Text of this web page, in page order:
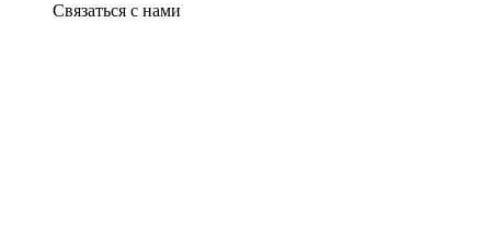
Связаться с нами